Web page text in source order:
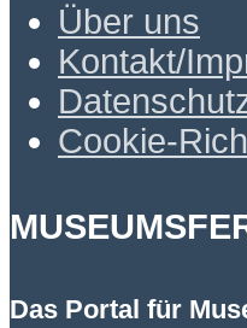
Über uns
Kontakt/
Cookie-
Das Portal für